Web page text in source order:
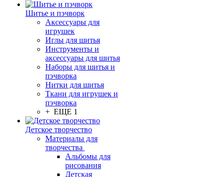
Шитье и пэчворк
Аксессуары для
игрушек
Иглы для шитья
Инструменты и
аксессуары для шитья
Наборы для шитья и
пэчворка
Нитки для шитья
Ткани для игрушек и
пэчворка
+ ЕЩЕ 1
Детское творчество
Материалы для
творчества
Альбомы для
рисования
Детская